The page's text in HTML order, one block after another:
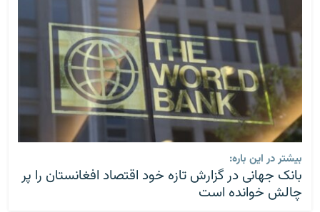
بیشتر در این باره:
بانک جهانی در گزارش تازه خود اقتصاد افغانستان را پر
چالش خوانده است